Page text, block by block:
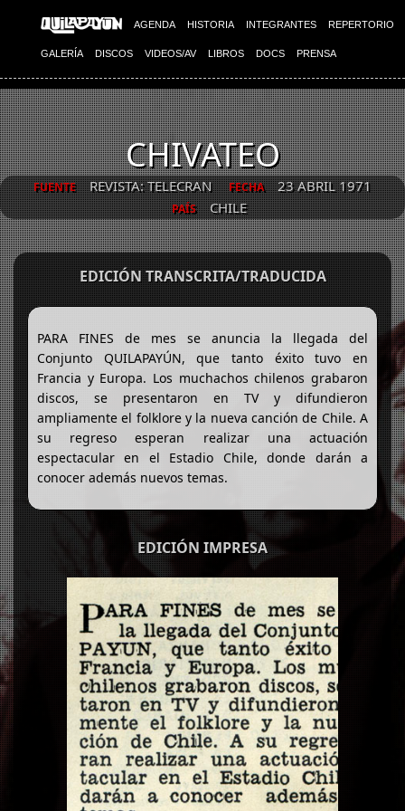
AGENDA HISTORIA INTEGRANTES REPERTORIO
GALERÍA DISCOS VIDEOS/AV LIBROS DOCS PRENSA
CHIVATEO
FUENTE REVISTA: TELECRAN FECHA 23 ABRIL 1971
PAÍS CHILE
EDICIÓN TRANSCRITA/TRADUCIDA
PARA FINES de mes se anuncia la llegada del
Conjunto QUILAPAYÚN, que tanto éxito tuvo en
Francia y Europa. Los muchachos chilenos grabaron
discos, se presentaron en TV y difundieron
ampliamente el folklore y la nueva canción de Chile. A
su regreso esperan realizar una actuación
espectacular en el Estadio Chile, donde darán a
conocer además nuevos temas.
EDICIÓN IMPRESA